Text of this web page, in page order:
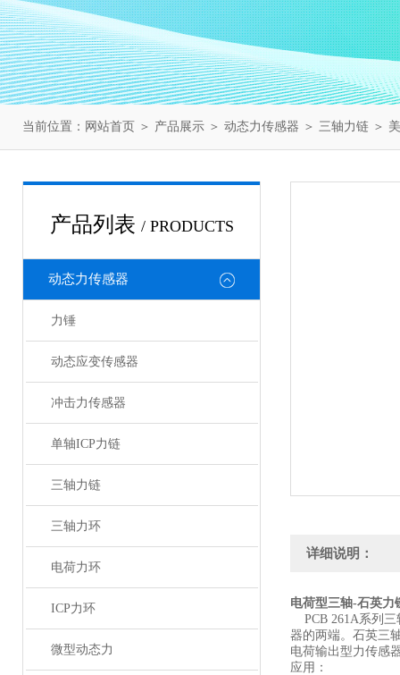
当前位置： 网站首页 ＞ 产品展示 ＞ 动态力传感器 ＞ 三轴力链 ＞
产品列表 / PRODUCTS
动态力传感器
力锤
动态应变传感器
冲击力传感器
单轴ICP力链
三轴力链
三轴力环
电荷力环
ICP力环
微型动态力
详细说明：
电荷型三轴-石英力
PCB 261A系列三
器的两端。石英三
电荷输出型力传感
应用：